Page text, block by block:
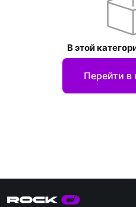
В этой
Перейти в